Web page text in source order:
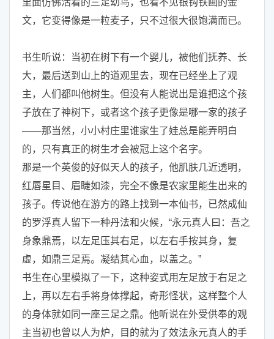
里面仿佛活着的三足幼鸟，也看不见银钩铁画的金
文，它变得像是一粒麦子，只不过很大很饱满而已。
书生听说：当初在树下有一个婴儿，被他们抚养、长
大，最后送到山上的道观里去，现在已经坐上了观
主，人们都叫他树生。但没有人能说出是谁把这个孩
子放在了神树下，或者这个孩子更像是哪一家的孩子
——那当然，小小村庄里谁家生了娃总是能弄明白
的，只有真正的树生才会被冠上这个名字。
那是一个英俊的好似天人的孩子，他肌肤几近透明，
红唇星目、眉睫如漆，完全不像是农家里能生出来的
孩子。传说他在游方的路上找到一本仙书，已然成仙
的罗浮真人留下一种丹法和火候，“永元真人曰：吾之
身象鼎焉，以左足压其右足，以左右手按其身，复
虚，如鼎三足焉。凝结其心血，以盖之。”
书生在心里模拟了一下，这种姿式用左足放于右足之
上，再以左右手将身体撑起，奇形怪状，这样整个人
的身体就如同一座三足之鼎。他听说在外受供奉的观
主当初也曾以人为炉，目的就为了效法永元真人的手